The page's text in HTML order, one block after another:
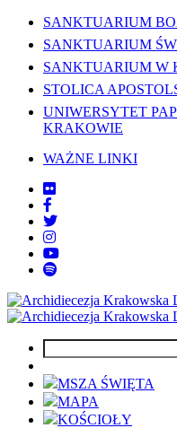
SANKTUARIUM
SANKTUARIUM
SANKTUARIUM W
STOLICA
UNIWERSYTET
KRAKOWIE
WAŻNE LINKI
MSZA ŚWIĘTA
MAPA
KOŚCIOŁY